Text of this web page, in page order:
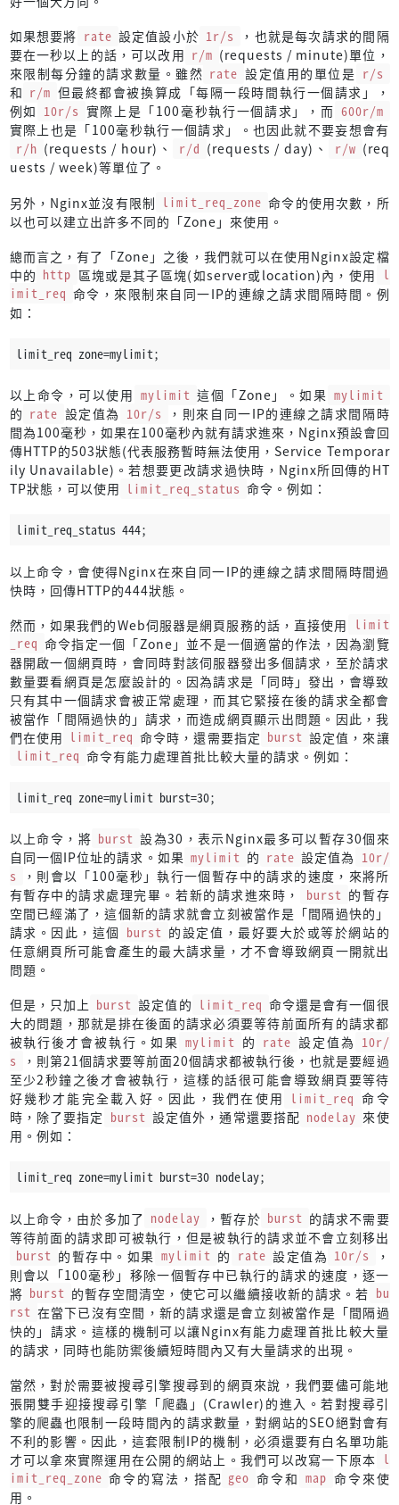
如果想要將 rate 設定值設小於 1r/s
，也就是每次請求的間隔
要在一秒以上的話，可以改用 r/m (requests / minute)單位，
來限制每分鐘的請求數量。雖然 rate 設定值用的單位是 r/s
和 r/m 但最終都會被換算成「每隔一段時間執行一個請求」，
例如 10r/s 實際上是「100毫秒執行一個請求」，而 600r/m
實際上也是「100毫秒執行一個請求」。也因此就不要妄想會有
r/h (requests / hour)、 r/d (requests / day)、 r/w (req
uests / week)等單位了。
另外，Nginx並沒有限制 limit_req_zone 命令的使用次數，所
以也可以建立出許多不同的「Zone」來使用。
總而言之，有了「Zone」之後，我們就可以在使用Nginx設定檔
中的 http 區塊或是其子區塊(如server或location)內，使用 l
imit_req 命令，來限制來自同一IP的連線之請求間隔時間。例
如：
limit_req zone=mylimit;
以上命令，可以使用 mylimit 這個「Zone」。如果 mylimit
的 rate 設定值為 10r/s
，則來自同一IP的連線之請求間隔時
間為100毫秒，如果在100毫秒內就有請求進來，Nginx預設會回
傳HTTP的503狀態(代表服務暫時無法使用，Service Temporar
ily Unavailable)。若想要更改請求過快時，Nginx所回傳的HT
TP狀態，可以使用 limit_req_status 命令。例如：
limit_req_status 444;
以上命令，會使得Nginx在來自同一IP的連線之請求間隔時間過
快時，回傳HTTP的444狀態。
然而，如果我們的Web伺服器是網頁服務的話，直接使用 limit
_req 命令指定一個「Zone」並不是一個適當的作法，因為瀏覽
器開啟一個網頁時，會同時對該伺服器發出多個請求，至於請求
數量要看網頁是怎麼設計的。因為請求是「同時」發出，會導致
只有其中一個請求會被正常處理，而其它緊接在後的請求全都會
被當作「間隔過快的」請求，而造成網頁顯示出問題。因此，我
們在使用 limit_req 命令時，還需要指定 burst 設定值，來讓
limit_req 命令有能力處理首批比較大量的請求。例如：
limit_req zone=mylimit burst=30;
以上命令，將 burst 設為30，表示Nginx最多可以暫存30個來
自同一個IP位址的請求。如果 mylimit 的 rate 設定值為 10r/
s
，則會以「100毫秒」執行一個暫存中的請求的速度，來將所
有暫存中的請求處理完畢。若新的請求進來時，
burst 的暫存
空間已經滿了，這個新的請求就會立刻被當作是「間隔過快的」
請求。因此，這個 burst 的設定值，最好要大於或等於網站的
任意網頁所可能會產生的最大請求量，才不會導致網頁一開就出
問題。
但是，只加上 burst 設定值的 limit_req 命令還是會有一個很
大的問題，那就是排在後面的請求必須要等待前面所有的請求都
被執行後才會被執行。如果 mylimit 的 rate 設定值為 10r/
s
，則第21個請求要等前面20個請求都被執行後，也就是要經過
至少2秒鐘之後才會被執行，這樣的話很可能會導致網頁要等待
好幾秒才能完全載入好。因此，我們在使用 limit_req 命令
時，除了要指定 burst 設定值外，通常還要搭配 nodelay 來使
用。例如：
limit_req zone=mylimit burst=30 nodelay;
以上命令，由於多加了 nodelay ，暫存於 burst 的請求不需要
等待前面的請求即可被執行，但是被執行的請求並不會立刻移出
burst 的暫存中。如果 mylimit 的 rate 設定值為 10r/s
，
則會以「100毫秒」移除一個暫存中已執行的請求的速度，逐一
將 burst 的暫存空間清空，使它可以繼續接收新的請求。若 bu
rst 在當下已沒有空間，新的請求還是會立刻被當作是「間隔過
快的」請求。這樣的機制可以讓Nginx有能力處理首批比較大量
的請求，同時也能防禦後續短時間內又有大量請求的出現。
當然，對於需要被搜尋引擎搜尋到的網頁來說，我們要儘可能地
張開雙手迎接搜尋引擎「爬蟲」(Crawler)的進入。若對搜尋引
擎的爬蟲也限制一段時間內的請求數量，對網站的SEO絕對會有
不利的影響。因此，這套限制IP的機制，必須還要有白名單功能
才可以拿來實際運用在公開的網站上。我們可以改寫一下原本 l
imit_req_zone 命令的寫法，搭配 geo 命令和 map 命令來使
用。